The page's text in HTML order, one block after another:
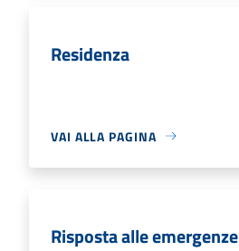
Residenza
VAI ALLA PAGINA
Risposta alle emergenze